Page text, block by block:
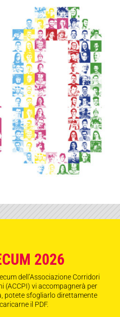
2026
dell’Associazione Corridori
(ACCPI) vi accompagnerà per
potete sfogliarlo direttamente
il PDF.